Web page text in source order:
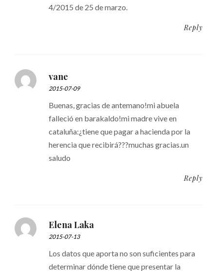
4/2015 de 25 de marzo.
Reply
vane
2015-07-09
Buenas, gracias de antemano!mi abuela
falleció en barakaldo!mi madre vive en
cataluña:¿tiene que pagar a hacienda por la
herencia que recibirá???muchas gracias.un
saludo
Reply
Elena Laka
2015-07-13
Los datos que aporta no son suficientes para
determinar dónde tiene que presentar la